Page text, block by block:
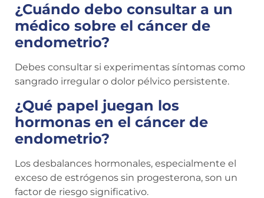
¿Cuándo debo consultar a un
médico sobre el cáncer de
endometrio?
Debes consultar si experimentas síntomas como
sangrado irregular o dolor pélvico persistente.
¿Qué papel juegan los
hormonas en el cáncer de
endometrio?
Los desbalances hormonales, especialmente el
exceso de estrógenos sin progesterona, son un
factor de riesgo significativo.